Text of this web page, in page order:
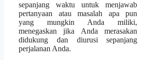
sepanjang waktu untuk menjawab
pertanyaan atau masalah apa pun
yang mungkin Anda miliki,
menegaskan jika Anda merasakan
didukung dan diurusi sepanjang
perjalanan Anda.